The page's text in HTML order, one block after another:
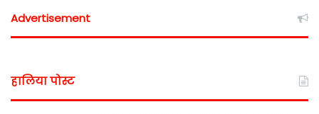
Advertisement
हालिया पोस्ट